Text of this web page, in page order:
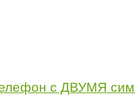
с ДВУМЯ сим